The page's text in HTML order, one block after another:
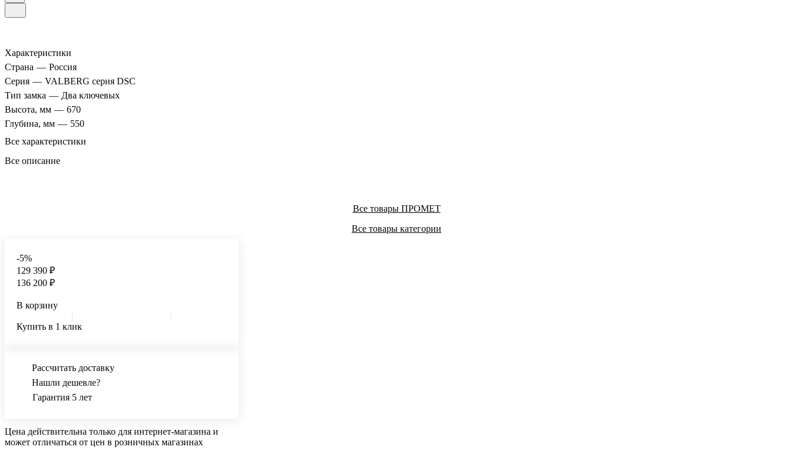
Характеристики
Страна — Россия
Серия — VALBERG серия DSC
Тип замка — Два ключевых
Высота, мм — 670
Глубина, мм — 550
Все характеристики
Все описание
Все товары ПРОМЕТ
Все товары категории
-5%
129 390 ₽
136 200 ₽
В корзину
Купить в 1 клик
Рассчитать доставку
Нашли дешевле?
Гарантия 5 лет
Цена действительна только для интернет-магазина и
может отличаться от цен в розничных магазинах